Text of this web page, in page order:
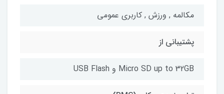
مکالمه , ورزش , کاربری عمومی
پشتیبانی از
Micro SD up to 32GB و USB Flash